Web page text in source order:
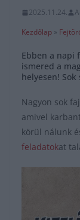
2025.11.24.
Kezdőlap »
Ebben a napi
ismered a
helyesen!
Nagyon sok
amivel
körül nálunk
feladatokat